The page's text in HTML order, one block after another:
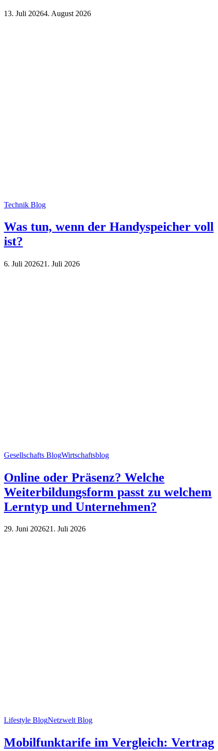
13. Juli 20264. August 2026
Technik Blog
Was tun, wenn der Handyspeicher voll
ist?
6. Juli 202621. Juli 2026
Gesellschafts BlogWirtschaftsblog
Online oder Präsenz? Welche
Weiterbildungsform passt zu welchem
Lerntyp und Unternehmen?
29. Juni 202621. Juli 2026
Lifestyle BlogNetzwelt Blog
Mobilfunktarife im Vergleich: Vertrag